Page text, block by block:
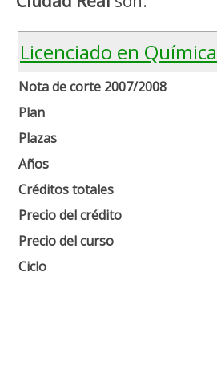
Licenciado en Química
Nota de corte 2007/2008
Plan
Plazas
Años
Créditos totales
Precio del crédito
Precio del curso
Ciclo